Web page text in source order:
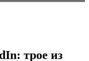
трое из